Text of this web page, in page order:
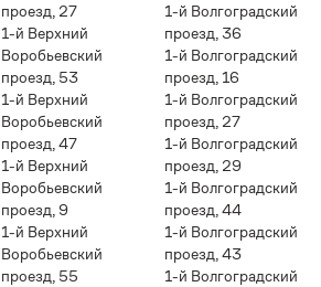
проезд, 27
1-й Верхний
Воробьевский
проезд, 53
1-й Верхний
Воробьевский
проезд, 47
1-й Верхний
Воробьевский
проезд, 9
1-й Верхний
Воробьевский
проезд, 55
1-й Волгоградский
проезд, 36
1-й Волгоградский
проезд, 16
1-й Волгоградский
проезд, 27
1-й Волгоградский
проезд, 29
1-й Волгоградский
проезд, 44
1-й Волгоградский
проезд, 43
1-й Волгоградский